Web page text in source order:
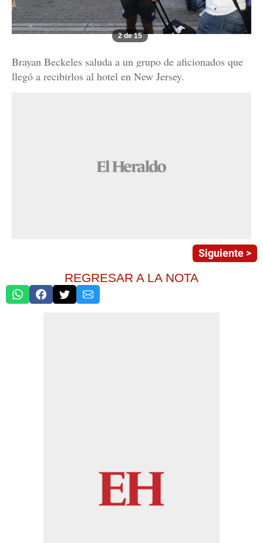
2 de 15
Brayan Beckeles saluda a un grupo de aficionados que
llegó a recibirlos al hotel en New Jersey.
Siguiente >
REGRESAR A LA NOTA